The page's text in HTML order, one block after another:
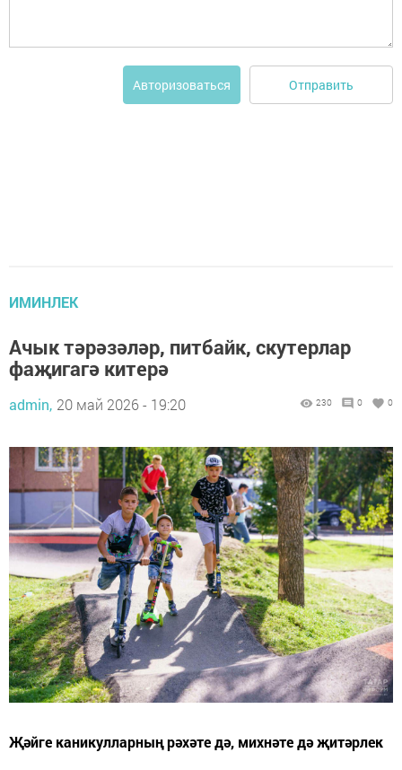
Авторизоваться Отправить
ИМИНЛЕК
Ачык тәрәзәләр, питбайк, скутерлар
фаҗигагә китерә
admin, 20 май 2026 - 19:20 230 0 0
Җәйге каникулларның рәхәте дә, михнәте дә җитәрлек